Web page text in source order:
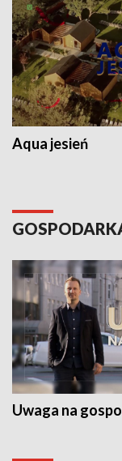
Aqua jesień
Uwaga na